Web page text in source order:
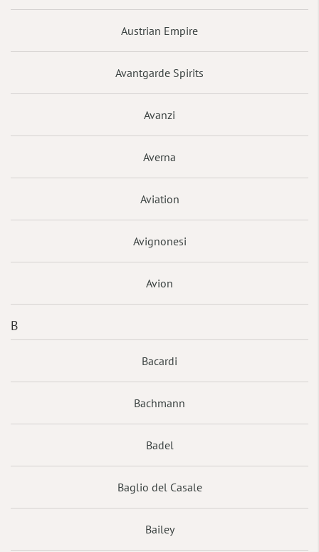
Austrian Empire
Avantgarde Spirits
Avanzi
Averna
Aviation
Avignonesi
Avion
B
Bacardi
Bachmann
Badel
Baglio del Casale
Bailey